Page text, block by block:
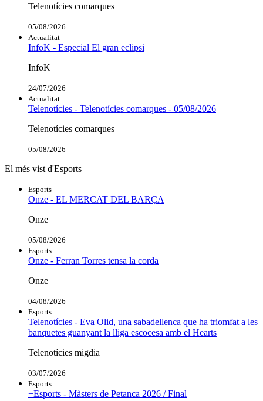
Telenotícies comarques
05/08/2026
Actualitat
InfoK - Especial El gran eclipsi
InfoK
24/07/2026
Actualitat
Telenotícies - Telenotícies comarques - 05/08/2026
Telenotícies comarques
05/08/2026
El més vist d'Esports
Esports
Onze - EL MERCAT DEL BARÇA
Onze
05/08/2026
Esports
Onze - Ferran Torres tensa la corda
Onze
04/08/2026
Esports
Telenotícies - Eva Olid, una sabadellenca que ha triomfat a les
banquetes guanyant la lliga escocesa amb el Hearts
Telenotícies migdia
03/07/2026
Esports
+Esports - Màsters de Petanca 2026 / Final